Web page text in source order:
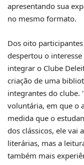
apresentando sua
no mesmo formato.
Dos oito
despertou o
integrar o Clube
criação de uma
integrantes do clube.
voluntária, em que o
medida que o
dos clássicos, ele vai
literárias, mas a
também mais